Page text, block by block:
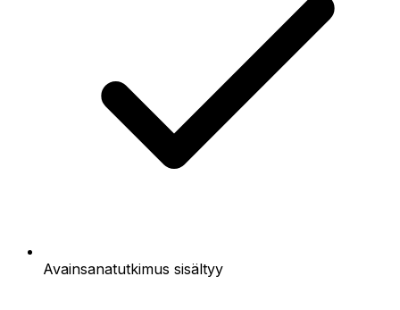
Avainsanatutkimus sisältyy